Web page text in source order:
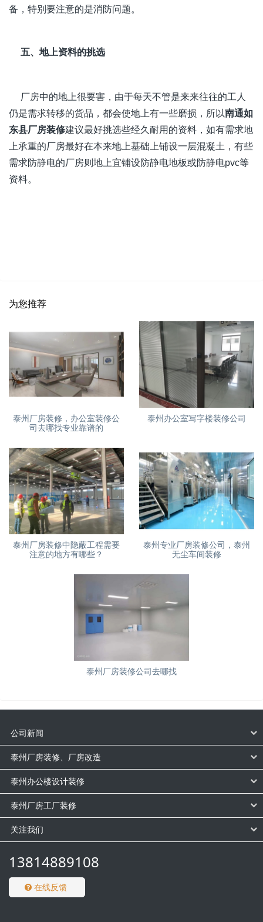
备，特别要注意的是消防问题。
五、地上资料的挑选
厂房中的地上很要害，由于每天不管是来来往往的工人
仍是需求转移的货品，都会使地上有一些磨损，所以南通如
东县厂房装修建议最好挑选些经久耐用的资料，如有需求地
上承重的厂房最好在本来地上基础上铺设一层混凝土，有些
需求防静电的厂房则地上宜铺设防静电地板或防静电pvc等
资料。
为您推荐
泰州厂房装修，办公室装修公
司去哪找专业靠谱的
泰州办公室写字楼装修公司
泰州厂房装修中隐蔽工程需要
注意的地方有哪些？
泰州专业厂房装修公司，泰州
无尘车间装修
泰州厂房装修公司去哪找
公司新闻
泰州厂房装修、厂房改造
泰州办公楼设计装修
泰州厂房工厂装修
关注我们
13814889108
在线反馈